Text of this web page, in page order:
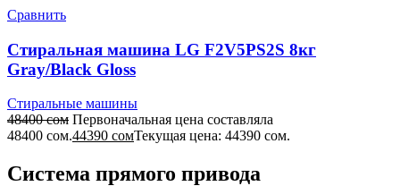
Сравнить
Стиральная машина LG F2V5PS2S 8кг
Gray/Black Gloss
Стиральные машины
48400сом Первоначальная цена составляла
48400 сом.44390 сомТекущая цена: 44390 сом.
Система прямого привода